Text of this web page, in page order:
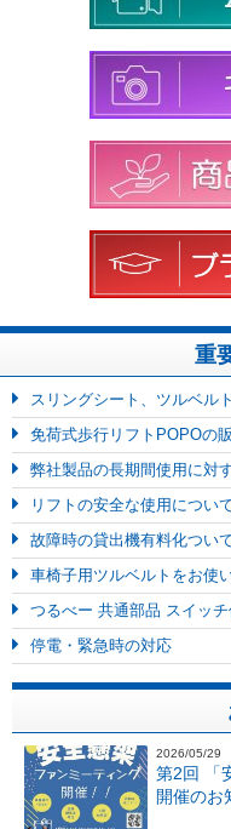
重
スリングシート、ツルベル
免荷式歩行リフトPOPOの
弊社製品の長期間使用に対
リフトの安全な使用につい
故障時の貸出機有料化つい
車椅子用ツルベルトをお使
つるべー 共通部品 スイッチ
停電・緊急時の対応
2026/05/29
第2回 「
開催のお